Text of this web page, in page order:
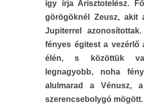
így írja Arisztotelész.
görögöknél Zeusz, akit
Jupiterrel
fényes égitest a vezérlő
élén, s közöttük
legnagyobb, noha
alulmarad a Vénusz,
szerencsebolygó